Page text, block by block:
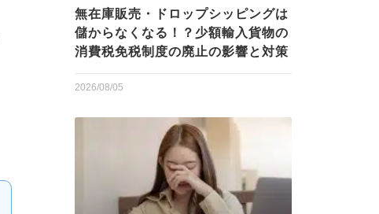
無在庫販売・ドロップシッピングは
儲からなくなる！？少額輸入貨物の
消費税免税制度の廃止の影響と対策
2026/08/05